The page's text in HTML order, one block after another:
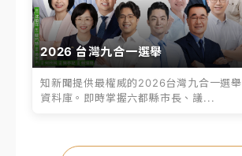
2026 台灣九合一選舉
知新聞提供最權威的2026台灣九合一選舉
資料庫。即時掌握六都縣市長、議...